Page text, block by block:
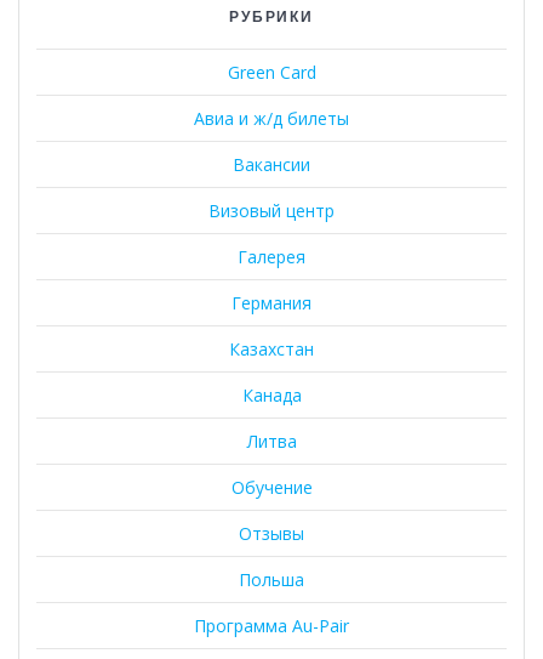
РУБРИКИ
Green Card
Авиа и ж/д билеты
Вакансии
Визовый центр
Галерея
Германия
Казахстан
Канада
Литва
Обучение
Отзывы
Польша
Программа Au-Pair